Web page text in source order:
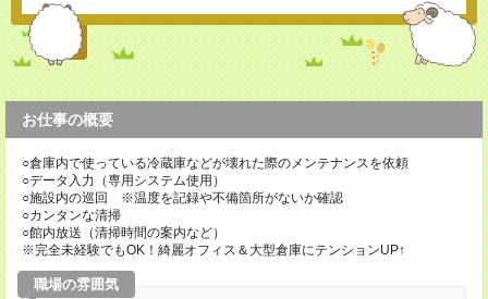
お仕事の概要
○倉庫内で使っている冷蔵庫などが壊れた際のメンテナンスを依頼
○データ入力（専用システム使用）
○施設内の巡回 ※温度を記録や不備箇所がないか確認
○カンタンな清掃
○館内放送（清掃時間の案内など）
※完全未経験でもOK！綺麗オフィス＆大型倉庫にテンションUP↑
職場の雰囲気